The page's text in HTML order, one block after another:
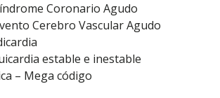
Coronario Agudo
Cerebro Vascular Agudo
estable e inestable
– Mega código